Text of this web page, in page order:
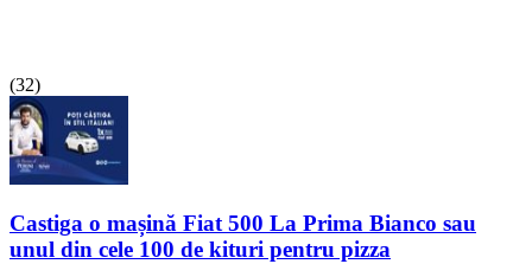
(32)
Castiga o mașină Fiat 500 La Prima Bianco sau
unul din cele 100 de kituri pentru pizza